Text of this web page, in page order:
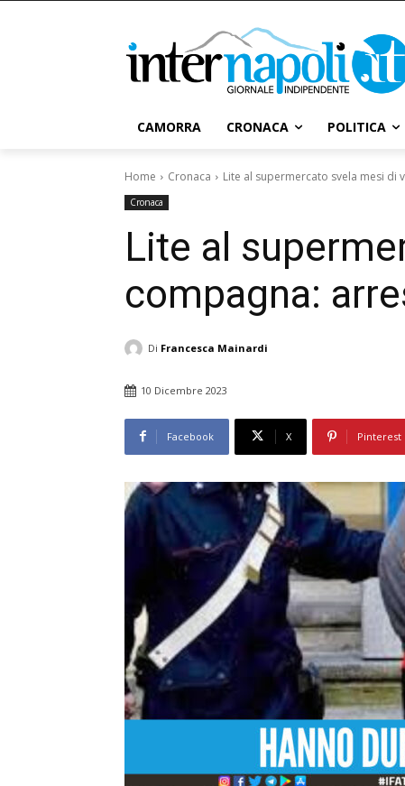
CAMORRA CRONACA POLITICA
Home Cronaca Lite al supermercato svela mesi di
Cronaca
Lite al
compagna:
Di Francesca Mainardi
10 Dicembre 2023
Facebook X Pinterest